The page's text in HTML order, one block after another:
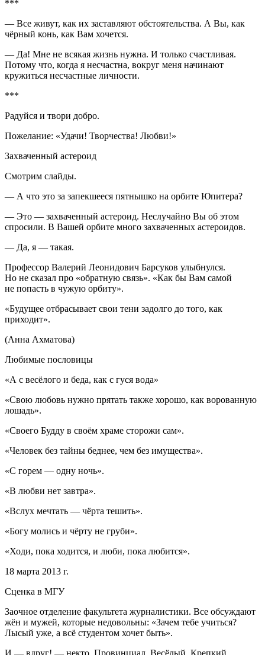
***
— Все живут, как их заставляют обстоятельства. А Вы, как
чёрный конь, как Вам хочется.
— Да! Мне не всякая жизнь нужна. И только счастливая.
Потому что, когда я несчастна, вокруг меня начинают
кружиться несчастные личности.
***
Радуйся и твори добро.
Пожелание: «Удачи! Творчества! Любви!»
Захваченный астероид
Смотрим слайды.
— А что это за запекшееся пятнышко на орбите Юпитера?
— Это — захваченный астероид. Неслучайно Вы об этом
спросили. В Вашей орбите много захваченных астероидов.
— Да, я — такая.
Профессор Валерий Леонидович Барсуков улыбнулся.
Но не сказал про «обратную связь». «Как бы Вам самой
не попасть в чужую орбиту».
«Будущее отбрасывает свои тени задолго до того, как
приходит».
(Анна Ахматова)
Любимые пословицы
«А с весёлого и беда, как с гуся вода»
«Свою любовь нужно прятать также хорошо, как ворованную
лошадь».
«Своего Будду в своём храме сторожи сам».
«Человек без тайны беднее, чем без имущества».
«С горем — одну ночь».
«В любви нет завтра».
«Вслух мечтать — чёрта тешить».
«Богу молись и чёрту не груби».
«Ходи, пока ходится, и люби, пока любится».
18 марта 2013 г.
Сценка в МГУ
Заочное отделение факультета журналистики. Все обсуждают
жён и мужей, которые недовольны: «Зачем тебе учиться?
Лысый уже, а всё студентом хочет быть».
И — вдруг! — некто. Провинциал. Весёлый. Крепкий.